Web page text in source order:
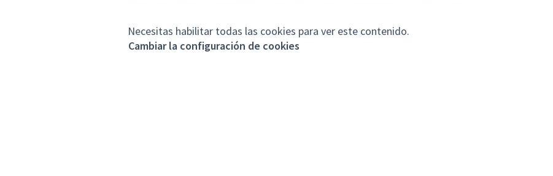
Necesitas habilitar todas las cookies para ver este contenido.
Cambiar la configuración de cookies